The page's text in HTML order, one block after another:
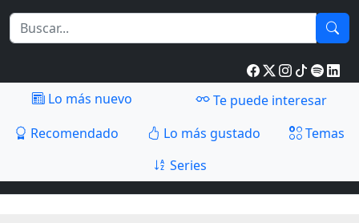
Lo más nuevo
Te puede interesar
Recomendado
Lo más gustado
Temas
Series